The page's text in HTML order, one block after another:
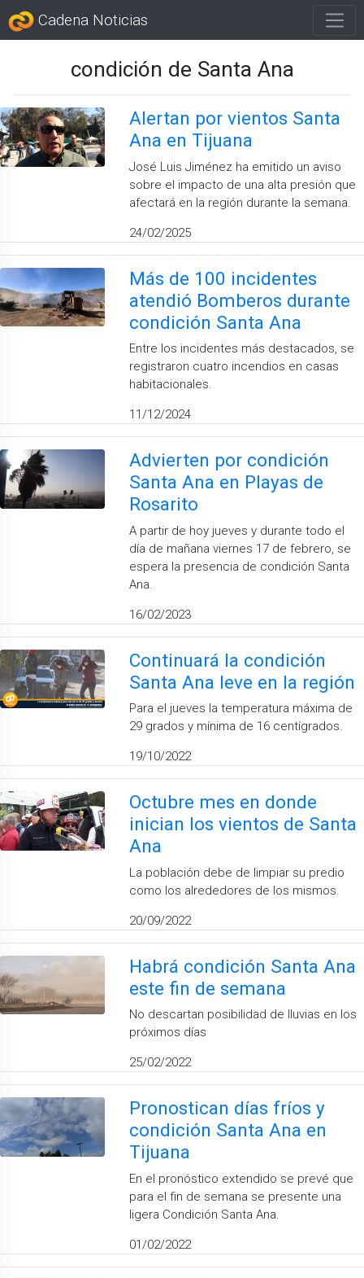
Cadena Noticias
condición de Santa Ana
Alertan por vientos Santa
Ana en Tijuana
José Luis Jiménez ha emitido un aviso
sobre el impacto de una alta presión que
afectará en la región durante la semana.
24/02/2025
Más de 100 incidentes
atendió Bomberos durante
condición Santa Ana
Entre los incidentes más destacados, se
registraron cuatro incendios en casas
habitacionales.
11/12/2024
Advierten por condición
Santa Ana en Playas de
Rosarito
A partir de hoy jueves y durante todo el
día de mañana viernes 17 de febrero, se
espera la presencia de condición Santa
Ana.
16/02/2023
Continuará la condición
Santa Ana leve en la región
Para el jueves la temperatura máxima de
29 grados y mínima de 16 centígrados.
19/10/2022
Octubre mes en donde
inician los vientos de Santa
Ana
La población debe de limpiar su predio
como los alrededores de los mismos.
20/09/2022
Habrá condición Santa Ana
este fin de semana
No descartan posibilidad de lluvias en los
próximos días
25/02/2022
Pronostican días fríos y
condición Santa Ana en
Tijuana
En el pronóstico extendido se prevé que
para el fin de semana se presente una
ligera Condición Santa Ana.
01/02/2022